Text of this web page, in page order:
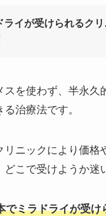
ライが受けられるクリ
スを使わず、半永久
治療法です。
リニックにより価格
こで受けようか迷
でミラドライが受け